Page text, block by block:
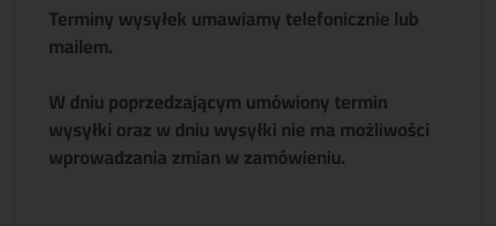
Terminy wysyłek umawiamy telefonicznie lub
mailem.
W dniu poprzedzającym umówiony termin
wysyłki oraz w dniu wysyłki nie ma możliwości
wprowadzania zmian w zamówieniu.